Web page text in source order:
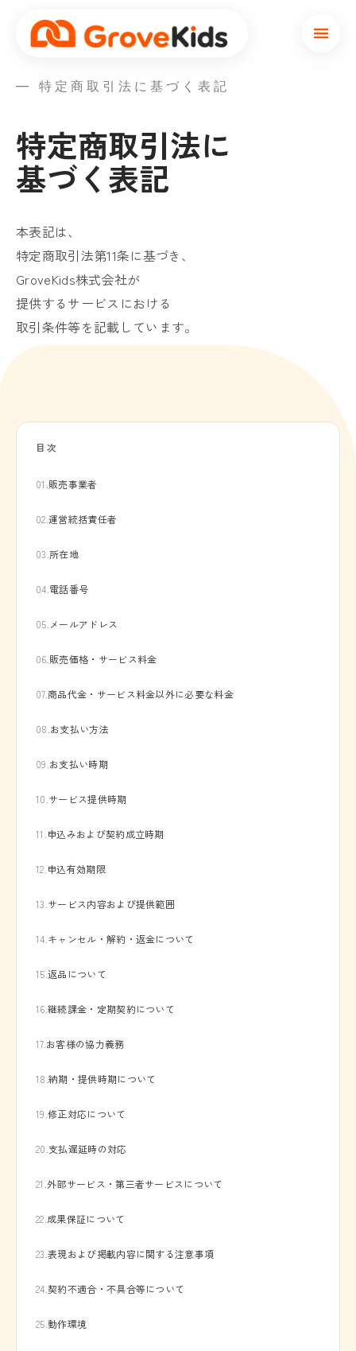
— 特定商取引法に基づく表記
特定商取引法に
基づく表記
本表記は、
特定商取引法第11条に基づき、
GroveKids株式会社が
提供するサービスにおける
取引条件等を記載しています。
目次
01. 販売事業者
02. 運営統括責任者
03. 所在地
04. 電話番号
05. メールアドレス
06. 販売価格・サービス料金
07.商品代金・サービス料金以外に必要な料金
08. お支払い方法
09. お支払い時期
10. サービス提供時期
11. 申込みおよび契約成立時期
12. 申込有効期限
13. サービス内容および提供範囲
14. キャンセル・解約・返金について
15. 返品について
16. 継続課金・定期契約について
17. お客様の協力義務
18. 納期・提供時期について
19. 修正対応について
20. 支払遅延時の対応
21. 外部サービス・第三者サービスについて
22. 成果保証について
23. 表現および掲載内容に関する注意事項
24. 契約不適合・不具合等について
25. 動作環境